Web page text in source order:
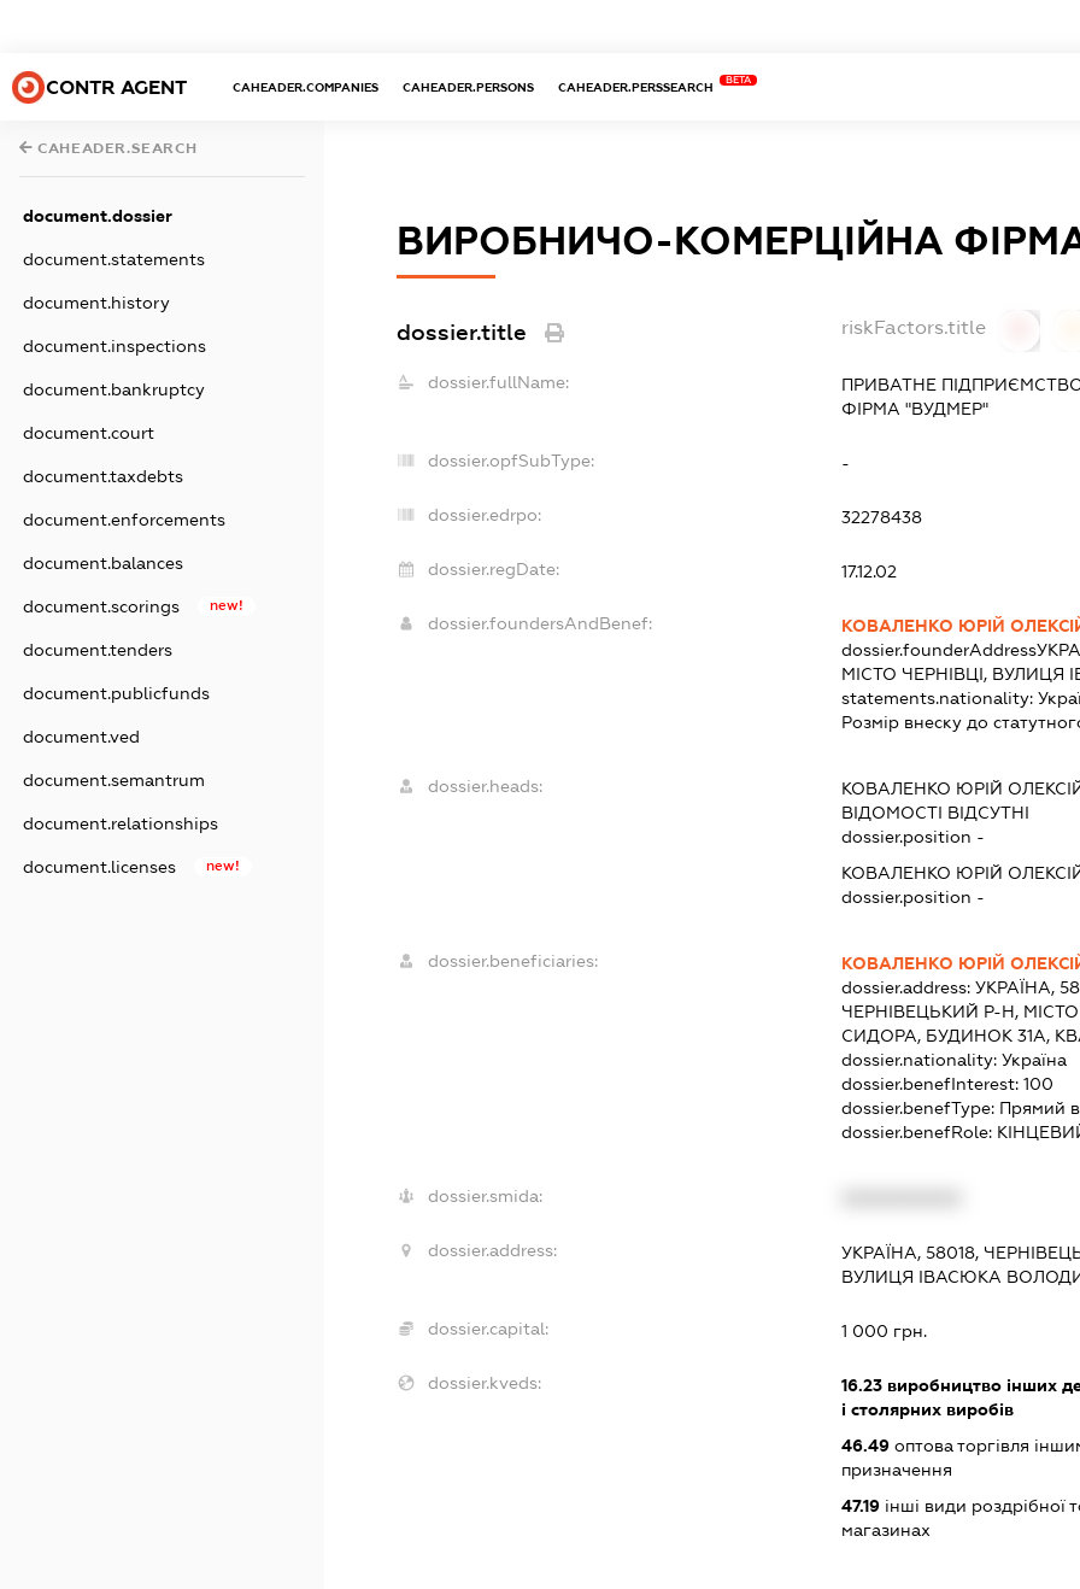
CONTR AGENT CAHEADER.COMPANIES CAHEADER.PERSONS CAHEADER.PERSSEARCH
BETA
CAHEADER.SEARCH
document.dossier
document.statements
document.history
document.inspections
document.bankruptcy
document.court
document.taxdebts
document.enforcements
document.balances
document.scorings new!
document.tenders
document.publicfunds
document.ved
document.semantrum
document.relationships
document.licenses new!
ВИРОБНИЧО-КОМЕРЦІЙНА
dossier.title riskFactors.title
dossier.fullName:
ПРИВАТНЕ
ФІРМА "ВУДМЕР"
dossier.opfSubType: -
dossier.edrpo: 32278438
dossier.regDate: 17.12.02
dossier.foundersAndBenef:
КОВАЛЕНКО ЮРІЙ
dossier.founderAddress
МІСТО ЧЕРНІВЦІ,
statements.nationality:
Розмір внеску до
dossier.heads: КОВАЛЕНКО ЮРІЙ
ВІДОМОСТІ ВІДСУТНІ
dossier.position -
КОВАЛЕНКО ЮРІЙ
dossier.position -
dossier.beneficiaries:
КОВАЛЕНКО ЮРІЙ
dossier.address:УКРАЇНА,
ЧЕРНІВЕЦЬКИЙ Р-Н,
СИДОРА, БУДИНОК 31А,
dossier.nationality:Україна
dossier.benefInterest:100
dossier.benefType: Прямий
dossier.benefRole:
dossier.smida:
dossier.address:
УКРАЇНА, 58018,
ВУЛИЦЯ ІВАСЮКА
dossier.capital: 1 000 грн.
dossier.kveds: 16.23 виробництво інших
і столярних виробів
46.49 оптова торгівля
призначення
47.19 інші види роздрібної
магазинах